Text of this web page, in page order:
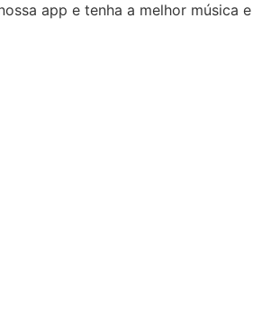
app e tenha a melhor música e